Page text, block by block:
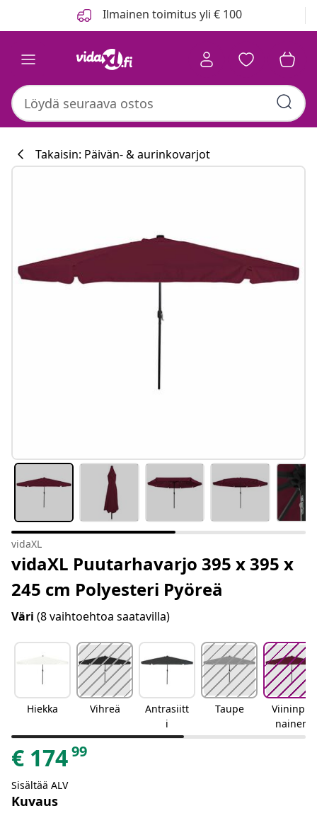
Ilmainen toimitus yli € 100
Takaisin: Päivän- & aurinkovarjot
vidaXL
vidaXL Puutarhavarjo 395 x 395 x
245 cm Polyesteri Pyöreä
Väri (8 vaihtoehtoa saatavilla)
Hiekka Vihreä
Antrasiitt
i
Taupe
Viininpu
nainen
€ 17499
Sisältää ALV
Kuvaus